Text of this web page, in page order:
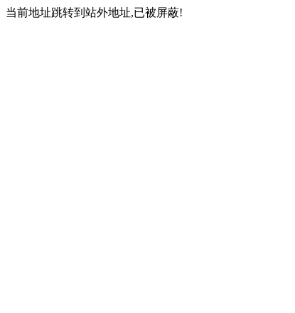
当前地址跳转到站外地址,已被屏蔽!